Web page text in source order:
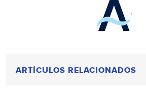
ARTÍCULOS RELACIONADOS